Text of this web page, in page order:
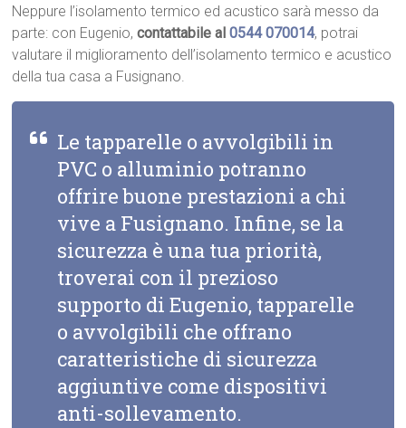
Neppure l’isolamento termico ed acustico sarà messo da
parte: con Eugenio,contattabile al0544 070014, potrai
valutare il miglioramento dell’isolamento termico e acustico
della tua casa a Fusignano.
Le tapparelle o avvolgibili in
PVC o alluminio potranno
offrire buone prestazioni a chi
vive a Fusignano. Infine, se la
sicurezza è una tua priorità,
troverai con il prezioso
supporto di Eugenio, tapparelle
o avvolgibili che offrano
caratteristiche di sicurezza
aggiuntive come dispositivi
anti-sollevamento.